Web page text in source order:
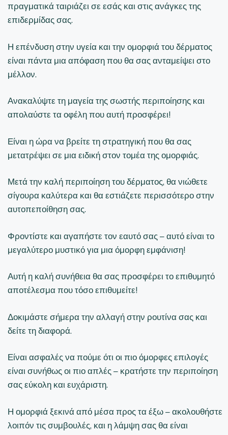
πραγματικά ταιριάζει σε εσάς και στις ανάγκες της
επιδερμίδας σας.
Η επένδυση στην υγεία και την ομορφιά του δέρματος
είναι πάντα μια απόφαση που θα σας ανταμείψει στο
μέλλον.
Ανακαλύψτε τη μαγεία της σωστής περιποίησης και
απολαύστε τα οφέλη που αυτή προσφέρει!
Είναι η ώρα να βρείτε τη στρατηγική που θα σας
μετατρέψει σε μια ειδική στον τομέα της ομορφιάς.
Μετά την καλή περιποίηση του δέρματος, θα νιώθετε
σίγουρα καλύτερα και θα εστιάζετε περισσότερο στην
αυτοπεποίθηση σας.
Φροντίστε και αγαπήστε τον εαυτό σας – αυτό είναι το
μεγαλύτερο μυστικό για μια όμορφη εμφάνιση!
Αυτή η καλή συνήθεια θα σας προσφέρει το επιθυμητό
αποτέλεσμα που τόσο επιθυμείτε!
Δοκιμάστε σήμερα την αλλαγή στην ρουτίνα σας και
δείτε τη διαφορά.
Είναι ασφαλές να πούμε ότι οι πιο όμορφες επιλογές
είναι συνήθως οι πιο απλές – κρατήστε την περιποίηση
σας εύκολη και ευχάριστη.
Η ομορφιά ξεκινά από μέσα προς τα έξω – ακολουθήστε
λοιπόν τις συμβουλές, και η λάμψη σας θα είναι